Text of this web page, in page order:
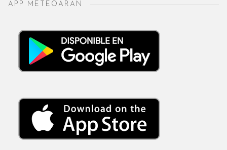
APP METEOARAN